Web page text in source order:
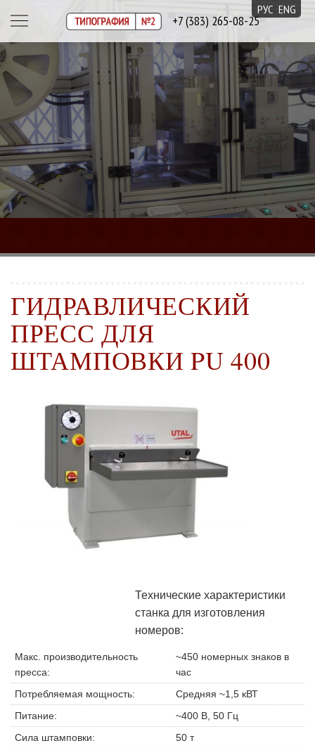
РУС ENG
+7 (383) 265-08-25
ГИДРАВЛИЧЕСКИЙ
ПРЕСС ДЛЯ
ШТАМПОВКИ PU 400
Технические характеристики
станка для изготовления
номеров:
Макс. производительность
пресса:
~450 номерных знаков в
час
Потребляемая мощность:
Cредняя ~1,5 кВТ
Питание:
~400 В, 50 Гц
Сила штамповки:
50 т